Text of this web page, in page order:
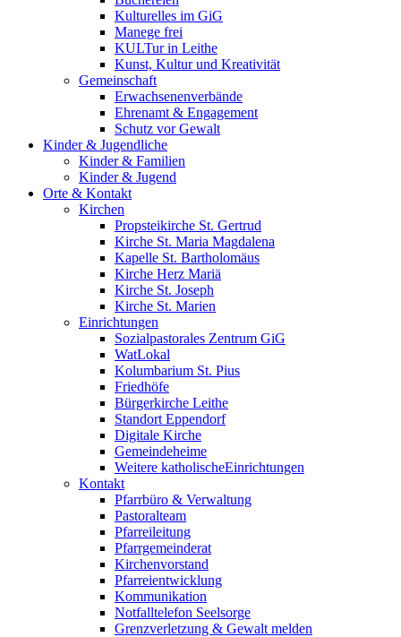
Kulturelles im GiG
Manege frei
KULTur in Leithe
Kunst, Kultur und Kreativität
Gemeinschaft
Erwachsenenverbände
Ehrenamt & Engagement
Schutz vor Gewalt
Kinder & Jugendliche
Kinder & Familien
Kinder & Jugend
Orte & Kontakt
Kirchen
Propsteikirche St. Gertrud
Kirche St. Maria Magdalena
Kapelle St. Bartholomäus
Kirche Herz Mariä
Kirche St. Joseph
Kirche St. Marien
Einrichtungen
Sozialpastorales Zentrum GiG
WatLokal
Kolumbarium St. Pius
Friedhöfe
Bürgerkirche Leithe
Standort Eppendorf
Digitale Kirche
Gemeindeheime
Weitere katholische­­Einrichtungen
Kontakt
Pfarrbüro & Verwaltung
Pastoralteam
Pfarreileitung
Pfarrgemeinderat
Kirchenvorstand
Pfarreientwicklung
Kommunikation
Notfalltelefon Seelsorge
Grenzverletzung & Gewalt melden